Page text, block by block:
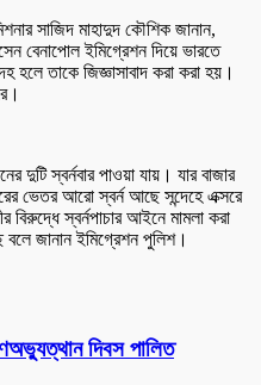
সাজিদ মাহাদুদ কৌশিক জানান,
বেনাপোল ইমিগ্রেশন দিয়ে ভারতে
হলে তাকে জিজ্ঞাসাবাদ করা করা হয়।
দুটি স্বর্নবার পাওয়া যায়। যার বাজার
ভেতর আরো স্বর্ন আছে সন্দেহে এক্সরে
বিরুদ্ধে স্বর্নপাচার আইনে মামলা করা
বলে জানান ইমিগ্রেশন পুলিশ।
দিবস পালিত